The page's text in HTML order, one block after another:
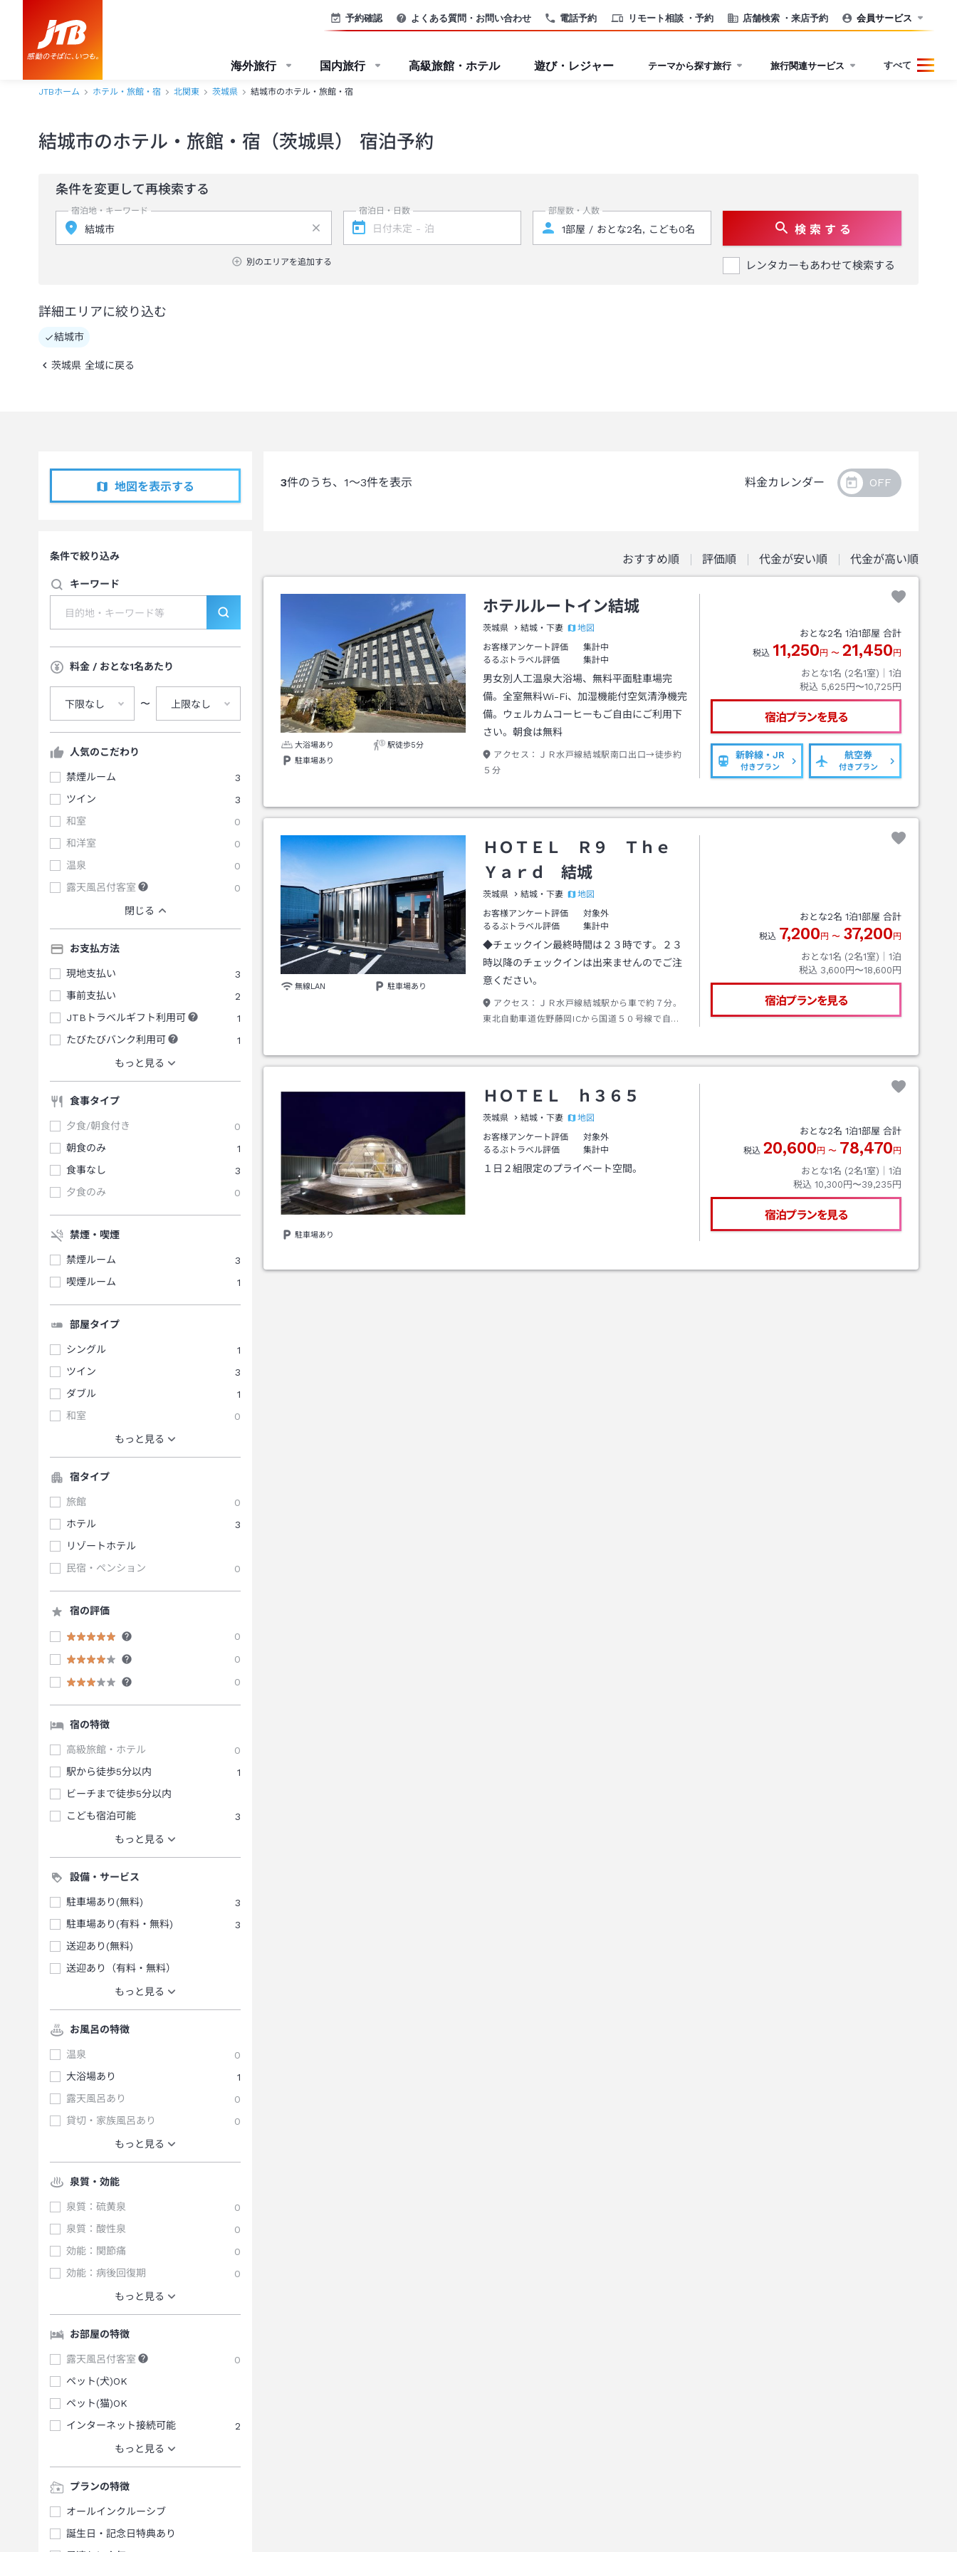
電話予約 リモート相談 ・予約 店舗検索 ・来店予約
予約確認 よくある質問・お問い合わせ 会員サービス
海外旅行 国内旅行 高級旅館・ホテル 遊び・レジャー テーマから探す旅行 旅行関連サービス すべて
JTBホーム ホテル・旅館・宿 北関東 茨城県 結城市のホテル・旅館・宿
結城市のホテル・旅館・宿（茨城県） 宿泊予約
条件を変更して再検索する
宿泊地・キーワード
別のエリアを追加する
宿泊日・日数 部屋数・人数
検 索 す る
レンタカーもあわせて検索する
詳細エリアに絞り込む
結城市
茨城県 全域に戻る
地図を表示する
条件で絞り込み
キーワード
料金 / おとな1名あたり
下限なし 〜 上限なし
人気のこだわり
禁煙ルーム
3
ツイン
3
和室
0
和洋室
0
温泉
0
露天風呂付客室
0
閉じる
お支払方法
現地支払い
3
事前支払い
2
JTBトラベルギフト利用可
1
たびたびバンク利用可
1
もっと見る
食事タイプ
夕食/朝食付き
0
朝食のみ
1
食事なし
3
夕食のみ
0
禁煙・喫煙
禁煙ルーム
3
喫煙ルーム
1
部屋タイプ
シングル
1
ツイン
3
ダブル
1
和室
0
もっと見る
宿タイプ
旅館
0
ホテル
3
リゾートホテル
民宿・ペンション
0
宿の評価
0
0
0
宿の特徴
高級旅館・ホテル
0
駅から徒歩5分以内
1
ビーチまで徒歩5分以内
こども宿泊可能
3
もっと見る
設備・サービス
駐車場あり(無料)
3
駐車場あり(有料・無料)
3
送迎あり(無料)
送迎あり（有料・無料）
もっと見る
お風呂の特徴
温泉
0
大浴場あり
1
露天風呂あり
0
貸切・家族風呂あり
0
もっと見る
泉質・効能
泉質：硫黄泉
0
泉質：酸性泉
0
効能：関節痛
0
効能：病後回復期
0
もっと見る
お部屋の特徴
露天風呂付客室
0
ペット(犬)OK
ペット(猫)OK
インターネット接続可能
2
もっと見る
プランの特徴
オールインクルーシブ
誕生日・記念日特典あり
3件のうち、 1～3件を表示 料金カレンダー
おすすめ順 評価順 代金が安い順 代金が高い順
大浴場あり
駅徒歩5分
駐車場あり
ホテルルートイン結城
茨城県 結城・下妻
地図
お客様アンケート評価
集計中
るるぶトラベル評価
集計中
男女別人工温泉大浴場、無料平面駐車場完
備。全室無料Wi-Fi、加湿機能付空気清浄機完
備。ウェルカムコーヒーもご自由にご利用下
さい。朝食は無料
アクセス：
ＪＲ水戸線結城駅南口出口→徒歩約
５分
おとな2名 1泊1部屋 合計
税込 11,250 円 〜 21,450 円
おとな1名 (2名1室)｜ 1泊
税込 5,625円〜10,725円
宿泊プランを見る
新幹線・JR
付きプラン
航空券
付きプラン
無線LAN 駐車場あり
ＨＯＴＥＬ Ｒ９ Ｔｈｅ
Ｙａｒｄ 結城
茨城県 結城・下妻
地図
お客様アンケート評価
対象外
るるぶトラベル評価
集計中
◆チェックイン最終時間は２３時です。２３
時以降のチェックインは出来ませんのでご注
意ください。
アクセス：
ＪＲ水戸線結城駅から車で約７分。
東北自動車道佐野藤岡ICから国道５０号線で自動
おとな2名 1泊1部屋 合計
税込 7,200 円 〜 37,200 円
おとな1名 (2名1室)｜ 1泊
税込 3,600円〜18,600円
宿泊プランを見る
駐車場あり
ＨＯＴＥＬ ｈ３６５
茨城県 結城・下妻
地図
お客様アンケート評価
対象外
るるぶトラベル評価
集計中
１日２組限定のプライベート空間。
おとな2名 1泊1部屋 合計
税込 20,600 円 〜 78,470 円
おとな1名 (2名1室)｜ 1泊
税込 10,300円〜39,235円
宿泊プランを見る